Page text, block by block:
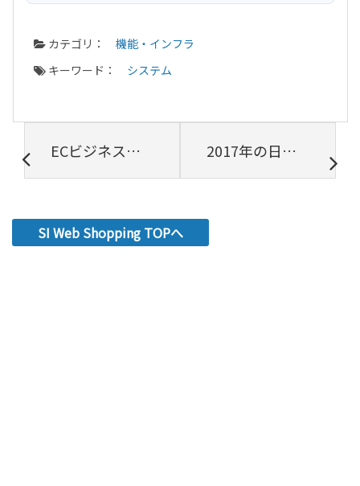
カテゴリ：
機能・インフラ
キーワード：
システム
ECビジネスの売上を上げるには 2017年の日本国内EC市場規模
SI Web Shopping TOPへ